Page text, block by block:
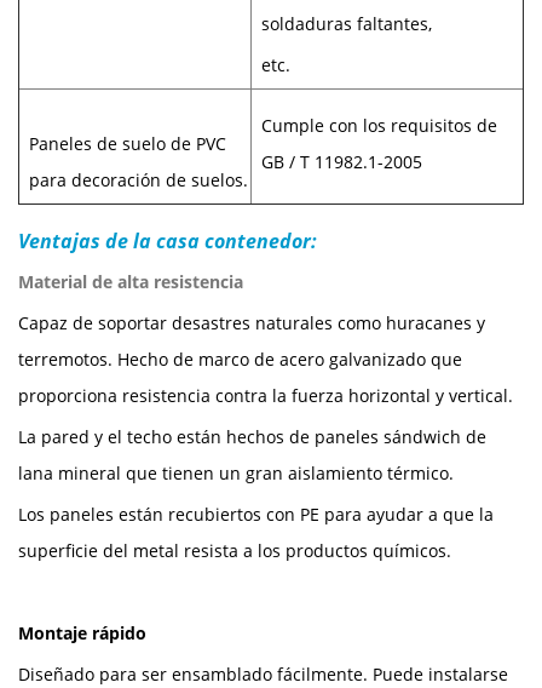
soldaduras faltantes,
etc.
Paneles de suelo de PVC
para decoración de suelos.
Cumple con los requisitos de
GB / T 11982.1-2005
Ventajas de la casa contenedor:
Material de alta resistencia
Capaz de soportar desastres naturales como huracanes y
terremotos. Hecho de marco de acero galvanizado que
proporciona resistencia contra la fuerza horizontal y vertical.
La pared y el techo están hechos de paneles sándwich de
lana mineral que tienen un gran aislamiento térmico.
Los paneles están recubiertos con PE para ayudar a que la
superficie del metal resista a los productos químicos.
Montaje rápido
Diseñado para ser ensamblado fácilmente. Puede instalarse